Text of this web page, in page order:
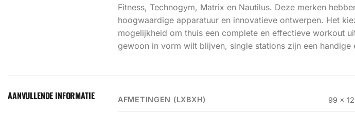
Fitness, Technogym, Matrix en Nautilus. Deze merken
hoogwaardige apparatuur en innovatieve ontwerpen. Het
mogelijkheid om thuis een complete en effectieve workout
gewoon in vorm wilt blijven, single stations zijn een
AANVULLENDE INFORMATIE AFMETINGEN (LXBXH) 99 x